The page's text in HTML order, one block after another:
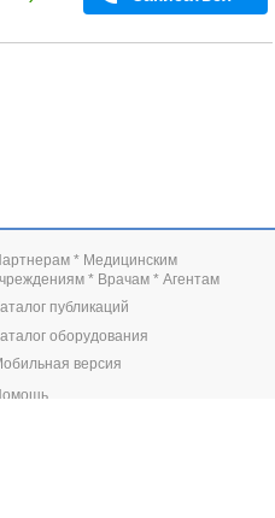
* Медицинским
* Врачам * Агентам
публикаций
оборудования
версия